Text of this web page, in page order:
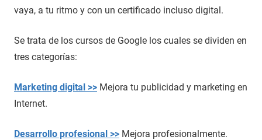
vaya, a tu ritmo y con un certificado incluso digital.
Se trata de los cursos de Google los cuales se dividen en
tres categorías:
Marketing digital >> Mejora tu publicidad y marketing en
Internet.
Desarrollo profesional >> Mejora profesionalmente.